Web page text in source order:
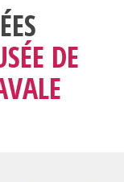
DE